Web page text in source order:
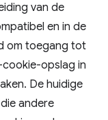
van de
en in de
om toegang tot
opslag in
De huidige
andere